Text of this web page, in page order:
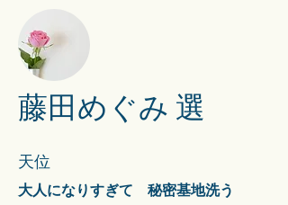
藤田めぐみ 選
天位
大人になりすぎて 秘密基地洗う